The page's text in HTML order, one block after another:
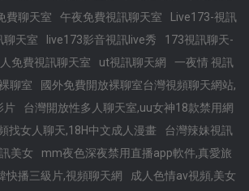
費聊天室 午夜免費視訊聊天室
Live173-視訊
聊天室 live173影音視訊live秀
173視訊聊天-
免費視訊聊天室 ut視訊聊天網
一夜情 視訊
聊室
國外免費開放裸聊室台灣視頻聊天網站,
片
台灣開放性多人聊天室,uu女神18款禁用網
找女人聊天,18H中文成人漫畫
台灣辣妹視訊
美女
mm夜色深夜禁用直播app軟件,真愛旅
快播三級片,視頻聊天網
成人色情av視頻,美女